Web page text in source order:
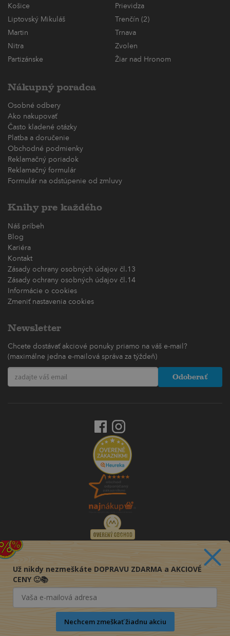
Košice
Prievidza
Liptovský Mikuláš
Trenčín (2)
Martin
Trnava
Nitra
Zvolen
Partizánske
Žiar nad Hronom
Nákupný poradca
Osobné odbery
Ako nakupovať
Často kladené otázky
Platba a doručenie
Obchodné podmienky
Reklamačný poriadok
Reklamačný formulár
Formulár na odstúpenie od zmluvy
Knihy pre každého
Náš príbeh
Blog
Kariéra
Kontakt
Zásady ochrany osobných údajov čl.13
Zásady ochrany osobných údajov čl.14
Informácie o cookies
Zmeniť nastavenia cookies
Newsletter
Chcete dostávať akciové ponuky priamo na váš e-mail?
(maximálne jedna e-mailová správa za týždeň)
Odoberať
Už nikdy nezmeškáte DOPRAVU ZDARMA a AKCIOVÉ
CENY 🙂📚
Nechcem zmeškať žiadnu akciu